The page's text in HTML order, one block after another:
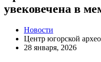
увековечена в
Новости
Центр югорской
28 января, 2026